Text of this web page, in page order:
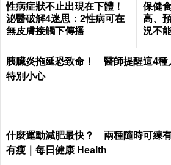
性病症狀不止出現在下體！
泌醫破解4迷思：2性病可在
無皮膚接觸下傳播
保健
高、
況不
胰臟炎拖延恐致命！ 醫師提醒這4種
特別小心
什麼運動減肥最快？ 兩種隨時可練
有瘦｜每日健康 Health